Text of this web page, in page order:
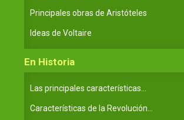
Principales obras de Aristóteles
Ideas de Voltaire
En Historia
Las principales características...
Características de la Revolución...